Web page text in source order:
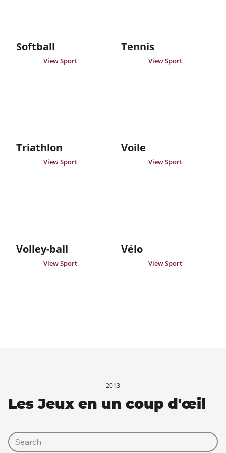
Softball
View Sport
Tennis
View Sport
Triathlon
View Sport
Voile
View Sport
Volley-ball
View Sport
Vélo
View Sport
2013
Les Jeux en un coup d'œil